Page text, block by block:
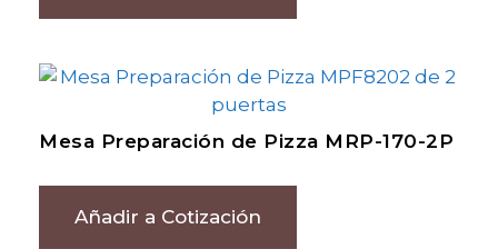
Mesa Preparación de Pizza MRP-170-2P
Añadir a Cotización